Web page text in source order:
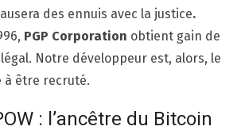
des ennuis avec la justice.
PGP Corporation obtient gain de
Notre développeur est, alors, le
à être recruté.
: l’ancêtre du Bitcoin